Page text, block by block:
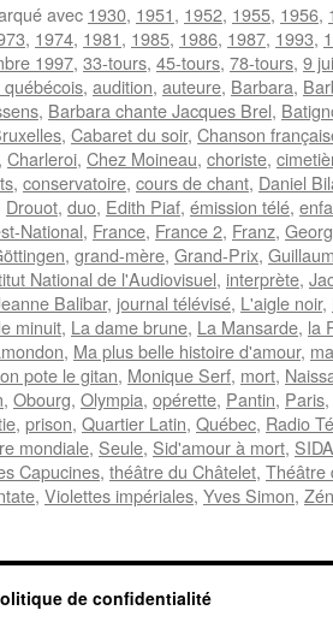
avec 1930, 1951, 1952, 1955, 1956,
, 1974, 1981, 1985, 1986, 1987, 1993,
1997, 33-tours, 45-tours, 78-tours, 9
, audition, auteure, Barbara,
, Barbara chante Jacques Brel,
, Cabaret du soir, Chanson
, Charleroi, Chez Moineau, choriste,
, conservatoire, cours de chant, Daniel
Drouot, duo, Edith Piaf, émission télé,
National, France, France 2, Franz,
, grand-mère, Grand-Prix,
National de l'Audiovisuel, interprète,
Balibar, journal télévisé, L'aigle noir,
minuit, La dame brune, La Mansarde, la
, Ma plus belle histoire d'amour,
pote le gitan, Monique Serf, mort,
, Obourg, Olympia, opérette, Pantin, Paris,
, prison, Quartier Latin, Québec, Radio
mondiale, Seule, Sid'amour à mort, SIDA
Capucines, théâtre du Châtelet, Théâtre
, Violettes impériales, Yves Simon,
de confidentialité